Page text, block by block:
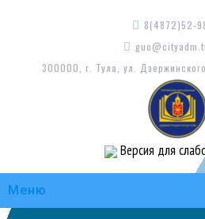
8(4872)52-
300000, г. Тула, ул.
Версия для
Меню